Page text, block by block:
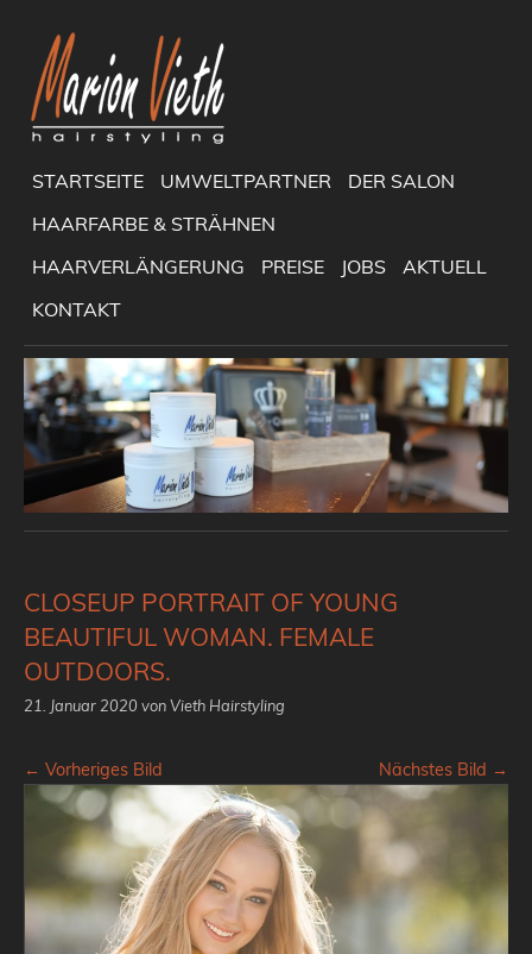
STARTSEITE UMWELTPARTNER
DER SALON
HAARFARBE & STRÄHNEN
HAARVERLÄNGERUNG
PREISE JOBS
AKTUELL
KONTAKT
CLOSEUP PORTRAIT OF YOUNG
BEAUTIFUL WOMAN. FEMALE
OUTDOORS.
21. Januar 2020von Vieth Hairstyling
← Vorheriges Bild Nächstes Bild →